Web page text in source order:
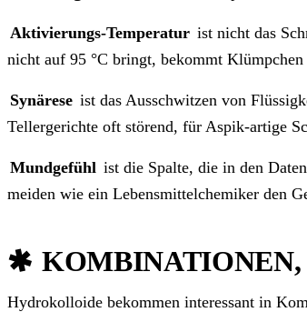
Aktivierungs-Temperatur ist nicht das
nicht auf 95 °C bringt, bekommt Klümpchen
Synärese ist das Ausschwitzen von
Tellergerichte oft störend, für Aspik-artige
Mundgefühl ist die Spalte, die in den
meiden wie ein Lebensmittelchemiker den
Hydrokolloide bekommen interessant in